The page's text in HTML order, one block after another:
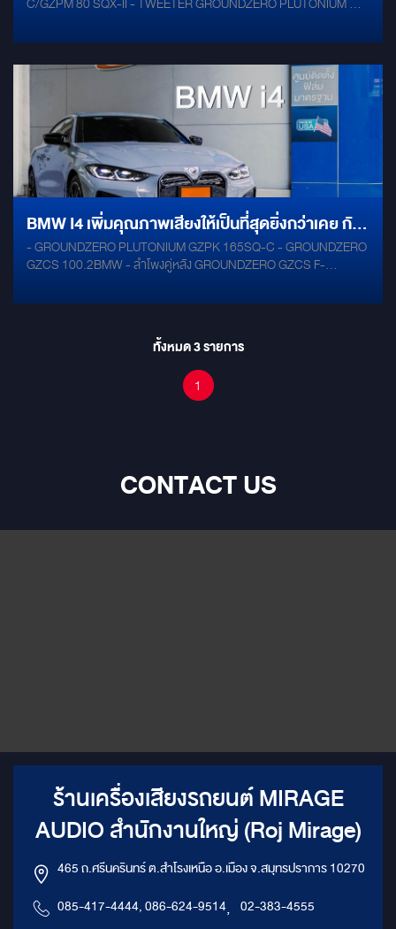
END SERIES
SUBWOOFER 10 นิ้ว FOCAL ▶ P25FE - POWER AMP
10DP - เสริมโครงสร้างลดแรงสั่นสะเทือน ด้วยแดมป์ MERCURY GOLD
BMW I4 เพิ่มคุณภาพเสียงให้เป็นที่สุดยิ่งกว่าเคย กับ
ชุดลำโพง GROUND ZERO
- GROUNDZERO PLUTONIUM GZPK 165SQ-C - GROUNDZERO
GZCS 100.2BMW - ลำโพงคู่หลัง GROUNDZERO GZCS F-
ALPINE PXE-X120-10DP
ทั้งหมด3รายการ
1
CONTACT US
ร้านเครื่องเสียงรถยนต์ MIRAGE
AUDIO สำนักงานใหญ่ (Roj Mirage)
465 ถ.ศรีนครินทร์ ต.สำโรงเหนือ อ.เมือง จ.สมุทรปราการ 10270
085-417-4444, 086-624-9514, 02-383-4555